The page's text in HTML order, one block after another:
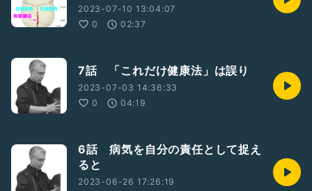
2023-07-10 13:04:07
0
02:37
7話 「これだけ健康法」は誤り
2023-07-03 14:36:33
0
04:19
6話 病気を自分の責任として捉え
ると
2023-06-26 17:26:19